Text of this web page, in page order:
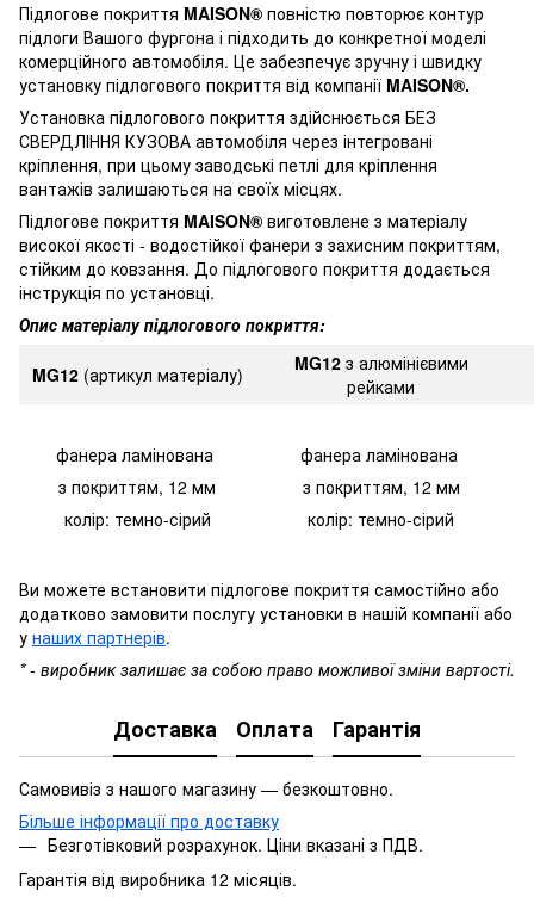
Підлогове покриття MAISON® повністю повторює контур
підлоги Вашого фургона і підходить до конкретної моделі
комерційного автомобіля. Це забезпечує зручну і швидку
установку підлогового покриття від компанії MAISON®.
Установка підлогового покриття здійснюється БЕЗ
СВЕРДЛІННЯ КУЗОВА автомобіля через інтегровані
кріплення, при цьому заводські петлі для кріплення
вантажів залишаються на своїх місцях.
Підлогове покриття MAISON® виготовлене з матеріалу
високої якості - водостійкої фанери з захисним покриттям,
стійким до ковзання. До підлогового покриття додається
інструкція по установці.
Опис матеріалу підлогового покриття:
MG12 (артикул матеріалу) MG12з алюмінієвими
рейками
фанера ламінована
з покриттям, 12 мм
колір: темно-сірий
фанера ламінована
з покриттям, 12 мм
колір: темно-сірий
Ви можете встановити підлогове покриття самостійно або
додатково замовити послугу установки в нашій компанії або
у наших партнерів.
* - виробник залишає за собою право можливої зміни вартості.
Доставка Оплата Гарантія
Самовивіз з нашого магазину — безкоштовно.
Більше інформації про доставку
Безготівковий розрахунок. Ціни вказані з ПДВ.
Гарантія від виробника 12 місяців.